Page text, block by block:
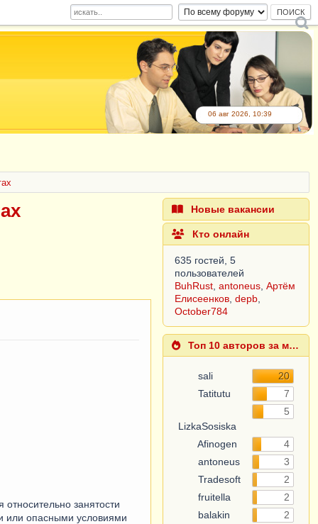
06 авг 2026, 10:39
занятости
или опасными условиями
Новые вакансии
Кто онлайн
635 гостей, 5
пользователей
BuhRust ,antoneus ,Артём
Елисеенков ,depb
October784
Топ 10 авторов за месяц
sali
20
Tatitutu
7
LizkaSosiska
5
Afinogen
4
antoneus
3
Tradesoft
2
fruitella
2
balakin
2